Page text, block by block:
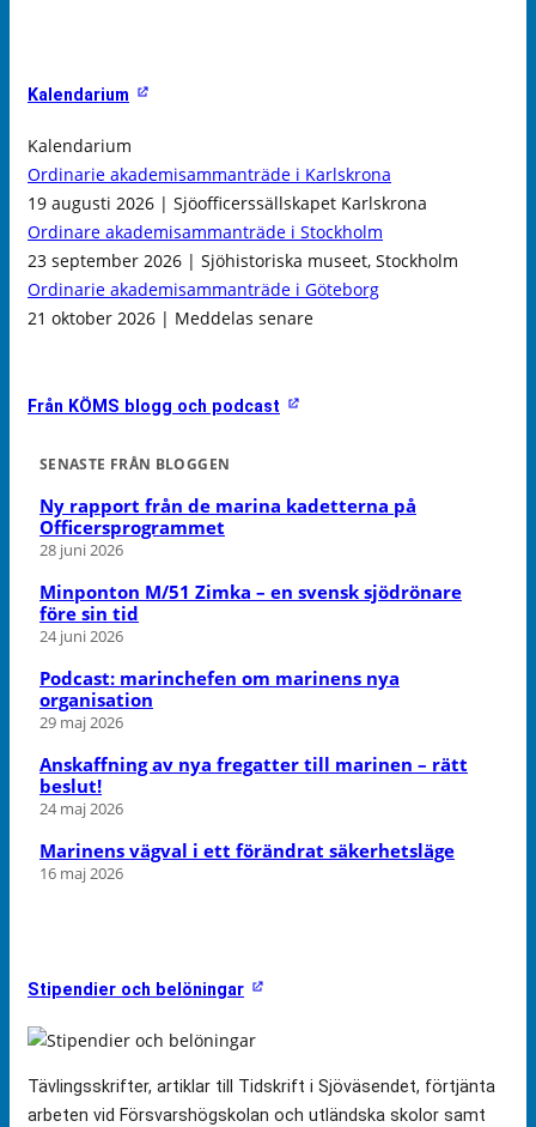
Kalendarium
Kalendarium
Ordinarie akademisammanträde i Karlskrona
19 augusti 2026 | Sjöofficerssällskapet Karlskrona
Ordinare akademisammanträde i Stockholm
23 september 2026 | Sjöhistoriska museet, Stockholm
Ordinarie akademisammanträde i Göteborg
21 oktober 2026 | Meddelas senare
Från KÖMS blogg och podcast
SENASTE FRÅN BLOGGEN
Ny rapport från de marina kadetterna på
Officersprogrammet
28 juni 2026
Minponton M/51 Zimka – en svensk sjödrönare
före sin tid
24 juni 2026
Podcast: marinchefen om marinens nya
organisation
29 maj 2026
Anskaffning av nya fregatter till marinen – rätt
beslut!
24 maj 2026
Marinens vägval i ett förändrat säkerhetsläge
16 maj 2026
Stipendier och belöningar
Tävlingsskrifter, artiklar till Tidskrift i Sjöväsendet, förtjänta
arbeten vid Försvarshögskolan och utländska skolor samt